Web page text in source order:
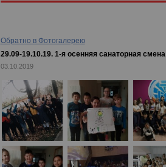
Обратно в Фотогалерею
29.09-19.10.19. 1-я осенняя санаторная смена
03.10.2019